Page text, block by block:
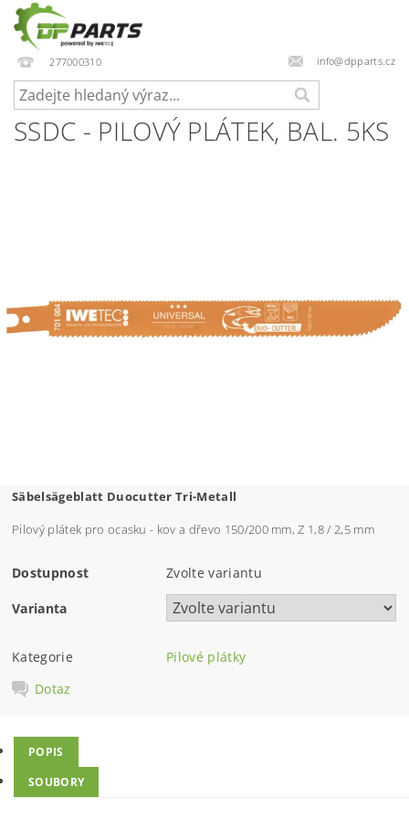
277000310 info@dpparts.cz
SSDC - PILOVÝ PLÁTEK, BAL. 5KS
Säbelsägeblatt Duocutter Tri-Metall
Pilový plátek pro ocasku - kov a dřevo 150/200 mm, Z 1,8 / 2,5 mm
Dostupnost Zvolte variantu
Varianta
Kategorie
Pilové plátky
Dotaz
POPIS
SOUBORY